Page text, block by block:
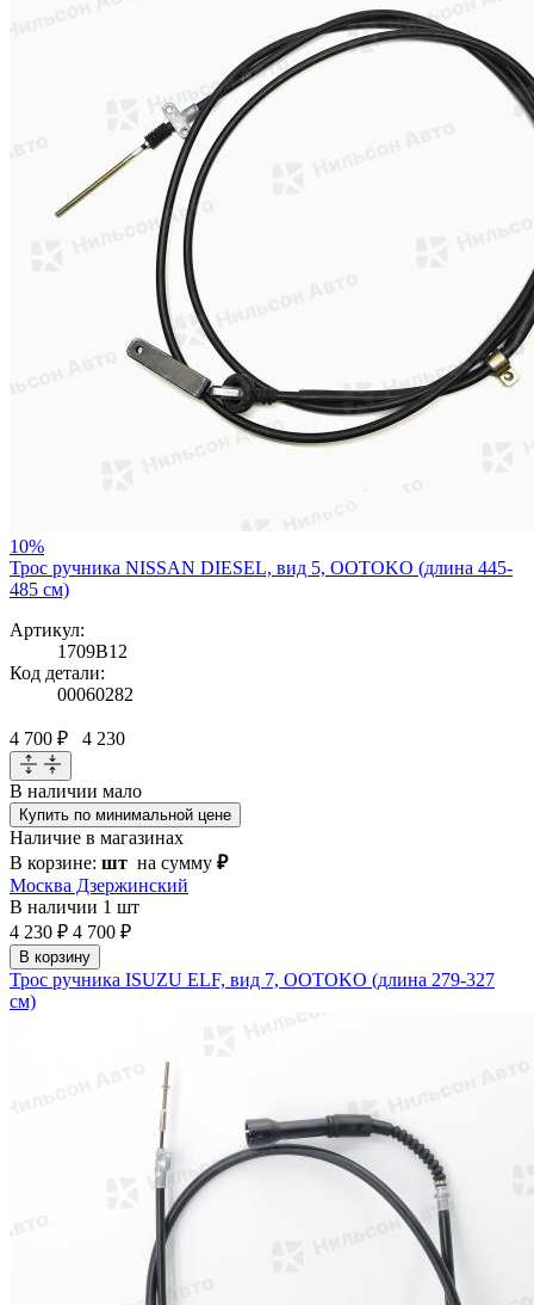
10%
Трос ручника NISSAN DIESEL, вид 5, OOTOKO (длина 445-
485 см)
Артикул:
1709B12
Код детали:
00060282
4 700 ₽ 4 230
В наличии мало
Купить по минимальной цене
Наличие в магазинах
В корзине: шт на сумму ₽
Москва Дзержинский
В наличии 1 шт
4 230 ₽ 4 700 ₽
В корзину
Трос ручника ISUZU ELF, вид 7, OOTOKO (длина 279-327
см)